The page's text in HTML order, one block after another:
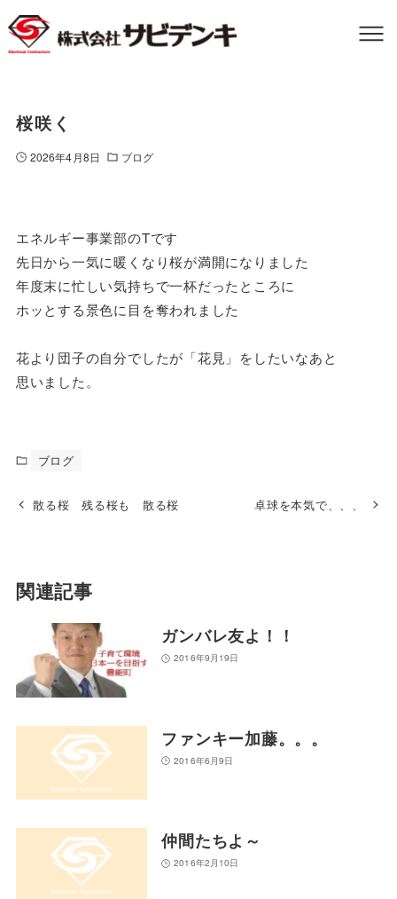
桜咲く
2026年4月8日 ブログ
エネルギー事業部のTです
先日から一気に暖くなり桜が満開になりました
年度末に忙しい気持ちで一杯だったところに
ホッとする景色に目を奪われました
花より団子の自分でしたが「花見」をしたいなあと
思いました。
ブログ
散る桜 残る桜も 散る桜 卓球を本気で、、、
関連記事
ガンバレ友よ！！
2016年9月19日
ファンキー加藤。。。
2016年6月9日
仲間たちよ～
2016年2月10日